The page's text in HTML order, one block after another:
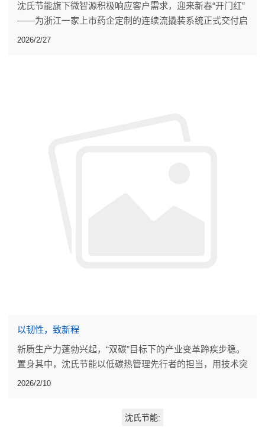
沈氏节能旗下微智源积极响应客户需求，迎来新春“开门红”
——为浙江一家上市药企定制的连续流撬装系统正式交付启
运。
2026/2/27
以韧性，致新程
新质生产力蓬勃兴起，“双碳”目标下的产业变革蹄疾步稳。
置身其中，沈氏节能以低碳热管理先行者的担当，用技术突
破、落地成果，为行业发展添砖加瓦。
2026/2/10
沈氏节能: